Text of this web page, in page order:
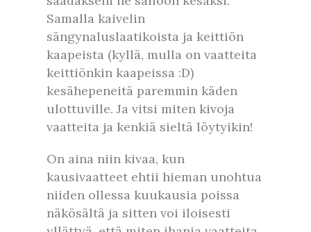
Samalla kaivelin
sängynaluslaatikoista ja keittiön
kaapeista (kyllä, mulla on vaatteita
keittiönkin kaapeissa :D)
kesähepeneitä paremmin käden
ulottuville. Ja vitsi miten kivoja
vaatteita ja kenkiä sieltä löytyikin!
On aina niin kivaa, kun
kausivaatteet ehtii hieman unohtua
niiden ollessa kuukausia poissa
näkösältä ja sitten voi iloisesti